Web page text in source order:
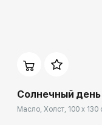
Солнечный
Масло, Холст, 100 x 130